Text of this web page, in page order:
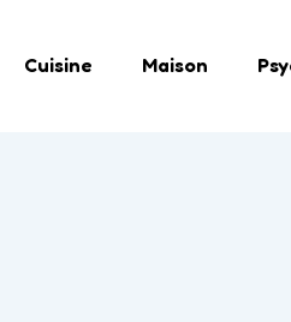
Cuisine Maison